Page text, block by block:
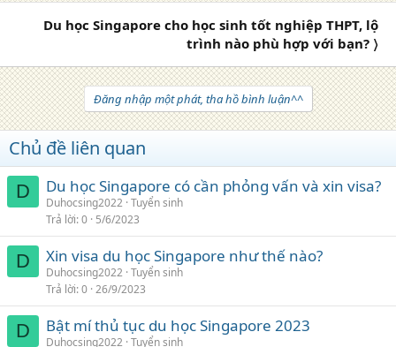
Du học Singapore cho học sinh tốt nghiệp THPT, lộ
trình nào phù hợp với bạn? 〉
Đăng nhập một phát, tha hồ bình luận^^
Chủ đề liên quan
D Du học Singapore có cần phỏng vấn và xin visa?
Duhocsing2022 Tuyển sinh
Trả lời 0 5/6/2023
D Xin visa du học Singapore như thế nào?
Duhocsing2022 Tuyển sinh
Trả lời 0 26/9/2023
D Bật mí thủ tục du học Singapore 2023
Duhocsing2022 Tuyển sinh